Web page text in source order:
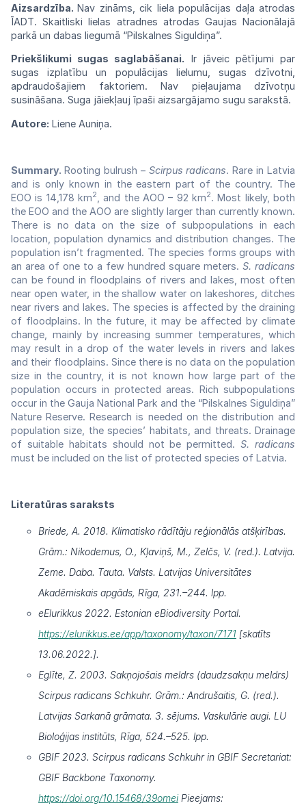
Aizsardzība.Nav zināms, cik liela populācijas daļa atrodas
ĪADT. Skaitliski lielas atradnes atrodas Gaujas Nacionālajā
parkā un dabas liegumā “Pilskalnes Siguldiņa”.
Priekšlikumi sugas saglabāšanai. Ir jāveic pētījumi par
sugas izplatību un populācijas lielumu, sugas dzīvotni,
apdraudošajiem faktoriem.
Nav pieļaujama
dzīvotņu
susināšana. Suga jāiekļauj īpaši aizsargājamo sugu sarakstā.
Autore: Liene Auniņa.
Summary. Rooting bulrush – Scirpus radicans. Rare in Latvia
and is only known in the eastern part of the country. The
EOO is 14,178 km2 , and the AOO – 92 km2. Most likely, both
the EOO and the AOO are slightly larger than currently known.
There is no data on the size of subpopulations in each
location, population dynamics and distribution changes. The
population isn’t fragmented. The species forms groups with
an area of one to a few hundred square meters. S. radicans
can be found in floodplains of rivers and lakes, most often
near open water, in the shallow water on lakeshores, ditches
near rivers and lakes. The species is affected by the draining
of floodplains. In the future, it may be affected by climate
change, mainly by increasing summer temperatures, which
may result in a drop of the water levels in rivers and lakes
and their floodplains. Since there is no data on the population
size in the country, it is not known how large part of the
population occurs in protected areas. Rich subpopulations
occur in the Gauja National Park and the “Pilskalnes Siguldiņa”
Nature Reserve. Research is needed on the distribution and
population size, the species’ habitats, and threats. Drainage
of suitable habitats should not be permitted.S. radicans
must be included on the list of protected species of Latvia.
Literatūras saraksts
Briede, A. 2018. Klimatisko rādītāju reģionālās atšķirības.
Grām.: Nikodemus, O., Kļaviņš, M., Zelčs, V. (red.). Latvija.
Zeme. Daba. Tauta. Valsts. Latvijas Universitātes
Akadēmiskais apgāds, Rīga, 231.–244. lpp.
eElurikkus 2022. Estonian eBiodiversity Portal.
https://elurikkus.ee/app/taxonomy/taxon/7171 [skatīts
13.06.2022.].
Eglīte, Z. 2003. Sakņojošais meldrs (daudzsakņu meldrs)
Scirpus radicans Schkuhr. Grām.: Andrušaitis, G. (red.).
Latvijas Sarkanā grāmata. 3. sējums. Vaskulārie augi. LU
Bioloģijas institūts, Rīga, 524.–525. lpp.
GBIF 2023. Scirpus radicans Schkuhr in GBIF Secretariat:
GBIF Backbone Taxonomy.
https://doi.org/10.15468/39omeiPieejams: